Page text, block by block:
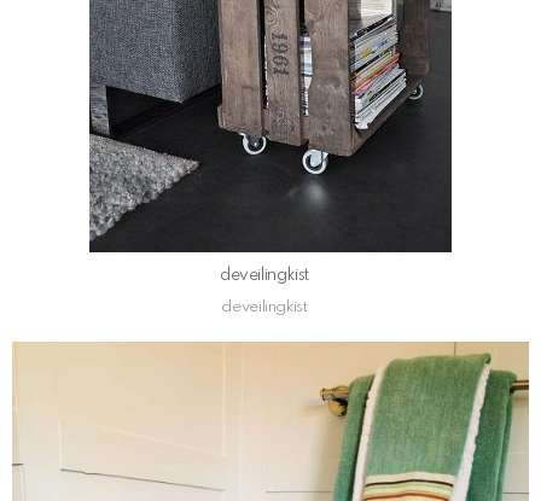
deveilingkist
deveilingkist